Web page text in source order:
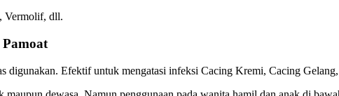
Vermolif, dll.
digunakan. Efektif untuk mengatasi infeksi Cacing Kremi, Cacing